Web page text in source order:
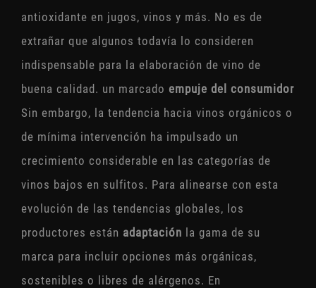
antioxidante en jugos, vinos y más. No es de
extrañar que algunos todavía lo consideren
indispensable para la elaboración de vino de
buena calidad. un marcado empuje del consumidor
Sin embargo, la tendencia hacia vinos orgánicos o
de mínima intervención ha impulsado un
crecimiento considerable en las categorías de
vinos bajos en sulfitos. Para alinearse con esta
evolución de las tendencias globales, los
productores están adaptación la gama de su
marca para incluir opciones más orgánicas,
sostenibles o libres de alérgenos. En